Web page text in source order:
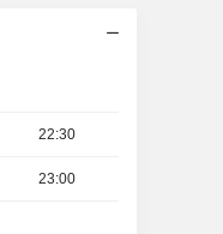
22:30
23:00